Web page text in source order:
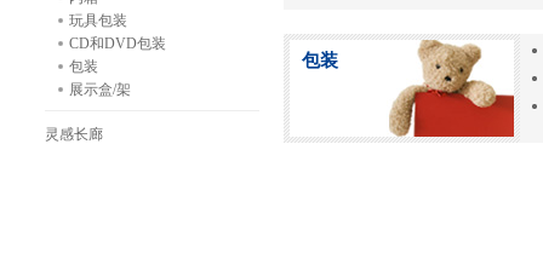
玩具包装
CD和DVD包装
包装
展示盒/架
灵感长廊
包装